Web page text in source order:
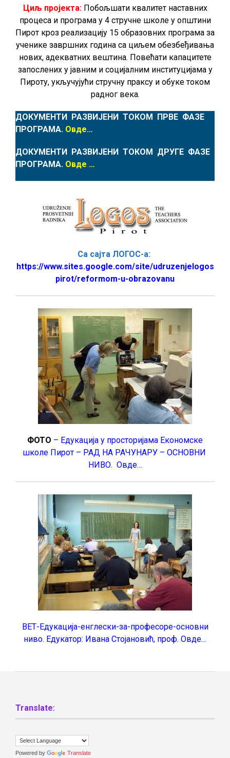
Циљ пројекта: Побољшати квалитет наставних
процеса и програма у 4 стручне школе у општини
Пирот кроз реализацију 15 образовних програма за
ученике завршних година са циљем обезбеђивања
нових, адекватних вештина. Повећати капацитете
запослених у јавним и социјалним институцијама у
Пироту, укључујући стручну праксу и обуке током
радног века.
ДОКУМЕНТИ РАЗВИЈЕНИ ТОКОМ ПРВЕ ФАЗЕ
ПРОГРАМА. Овде…
ДОКУМЕНТИ РАЗВИЈЕНИ ТОКОМ ДРУГЕ ФАЗЕ
ПРОГРАМА. Овде …
Са сајта ЛОГОС-а:
https://www.sites.google.com/site/udruzenjelogos
pirot/reformom-u-obrazovanu
ФОТО – Едукација у просторијама Економске
школе Пирот – РАД НА РАЧУНАРУ – ОСНОВНИ
НИВО. Овде…
ВЕТ-Едукација-енглески-за-професоре-основни
ниво. Едукатор: Ивана Стојановић, проф. Овде…
Translate:
Powered by Translate